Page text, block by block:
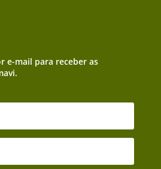
e-mail para receber as